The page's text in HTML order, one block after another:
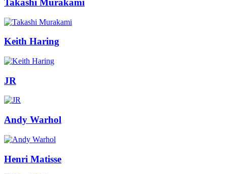
Takashi Murakami
Keith Haring
JR
Andy Warhol
Henri Matisse